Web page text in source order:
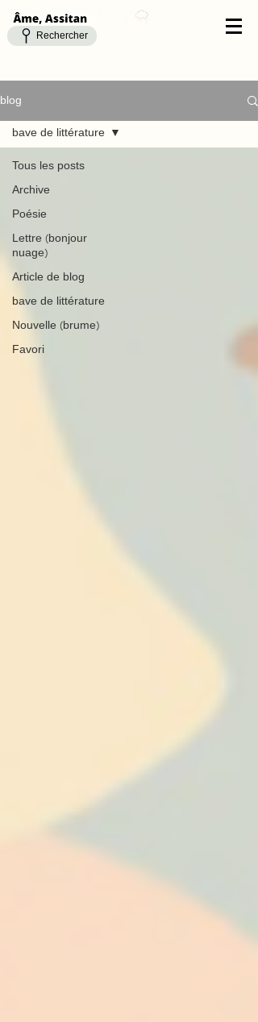
Rechercher
blog
Tous les posts
Archive
Poésie
Lettre (bonjour
nuage)
Article de blog
bave de littérature
Nouvelle (brume)
Favori
bave de littérature